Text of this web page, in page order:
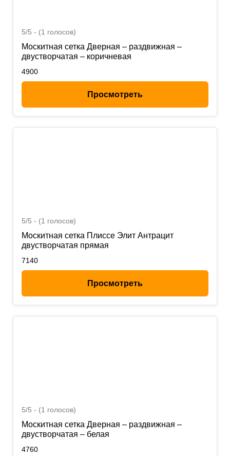
5/5 - (1 голосов)
Москитная сетка Дверная – раздвижная –
двустворчатая – коричневая
4900
Просмотреть
5/5 - (1 голосов)
Москитная сетка Плиссе Элит Антрацит
двустворчатая прямая
7140
Просмотреть
5/5 - (1 голосов)
Москитная сетка Дверная – раздвижная –
двустворчатая – белая
4760